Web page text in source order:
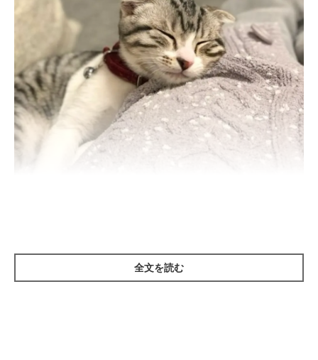
体質や猫カゼなどの持病にもよりますが、室内飼いの猫の体で一
全文を読む